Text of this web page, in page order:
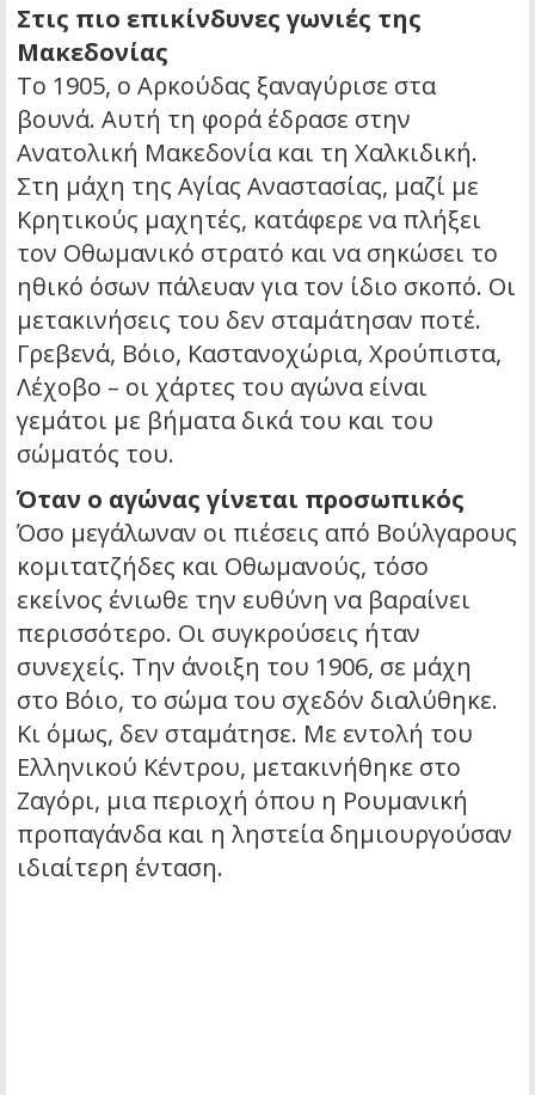
Στις πιο επικίνδυνες γωνιές της
Μακεδονίας
Το 1905, ο Αρκούδας ξαναγύρισε στα
βουνά. Αυτή τη φορά έδρασε στην
Ανατολική Μακεδονία και τη Χαλκιδική.
Στη μάχη της Αγίας Αναστασίας, μαζί με
Κρητικούς μαχητές, κατάφερε να πλήξει
τον Οθωμανικό στρατό και να σηκώσει το
ηθικό όσων πάλευαν για τον ίδιο σκοπό. Οι
μετακινήσεις του δεν σταμάτησαν ποτέ.
Γρεβενά, Βόιο, Καστανοχώρια, Χρούπιστα,
Λέχοβο – οι χάρτες του αγώνα είναι
γεμάτοι με βήματα δικά του και του
σώματός του.
Όταν ο αγώνας γίνεται προσωπικός
Όσο μεγάλωναν οι πιέσεις από Βούλγαρους
κομιτατζήδες και Οθωμανούς, τόσο
εκείνος ένιωθε την ευθύνη να βαραίνει
περισσότερο. Οι συγκρούσεις ήταν
συνεχείς. Την άνοιξη του 1906, σε μάχη
στο Βόιο, το σώμα του σχεδόν διαλύθηκε.
Κι όμως, δεν σταμάτησε. Με εντολή του
Ελληνικού Κέντρου, μετακινήθηκε στο
Ζαγόρι, μια περιοχή όπου η Ρουμανική
προπαγάνδα και η ληστεία δημιουργούσαν
ιδιαίτερη ένταση.